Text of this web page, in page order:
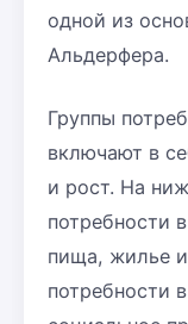
одной из
Альдерфера.
Группы
включают в
и рост. На
потребности
пища, жилье
потребности